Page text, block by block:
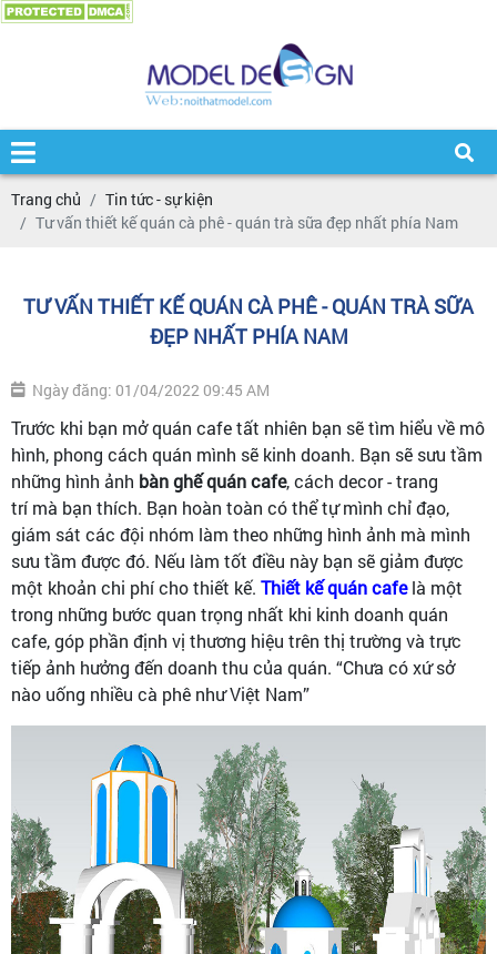
Trang chủ
Tin tức - sự kiện
Tư vấn thiết kế quán cà phê - quán trà sữa đẹp nhất phía Nam
TƯ VẤN THIẾT KẾ QUÁN CÀ PHÊ - QUÁN TRÀ SỮA
ĐẸP NHẤT PHÍA NAM
Ngày đăng: 01/04/2022 09:45 AM
Trước khi bạn mở quán cafe tất nhiên bạn sẽ tìm hiểu về mô
hình, phong cách quán mình sẽ kinh doanh. Bạn sẽ sưu tầm
những hình ảnh bàn ghế quán cafe, cách decor - trang
trí mà bạn thích. Bạn hoàn toàn có thể tự mình chỉ đạo,
giám sát các đội nhóm làm theo những hình ảnh mà mình
sưu tầm được đó. Nếu làm tốt điều này bạn sẽ giảm được
một khoản chi phí cho thiết kế. Thiết kế quán cafelà một
trong những bước quan trọng nhất khi kinh doanh quán
cafe, góp phần định vị thương hiệu trên thị trường và trực
tiếp ảnh hưởng đến doanh thu của quán. “Chưa có xứ sở
nào uống nhiều cà phê như Việt Nam”